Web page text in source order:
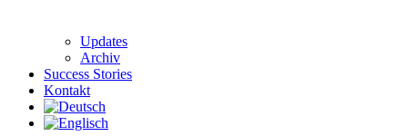
Updates
Archiv
Success Stories
Kontakt